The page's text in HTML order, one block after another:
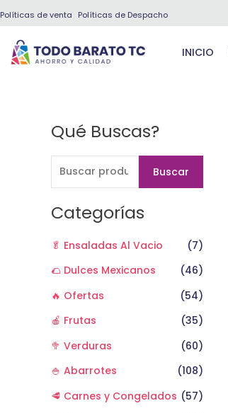
al
contenido
Políticas de venta Políticas de Despacho
INICIO
Qué Buscas?
B
c
a
p
o
Buscar
Categorías
🥬 Ensaladas Al Vacio
(7)
🌮 Dulces Mexicanos
(46)
🔥 Ofertas
(54)
🍎 Frutas
(35)
🥦 Verduras
(60)
🍚 Abarrotes
(108)
🥩 Carnes y Congelados (57)